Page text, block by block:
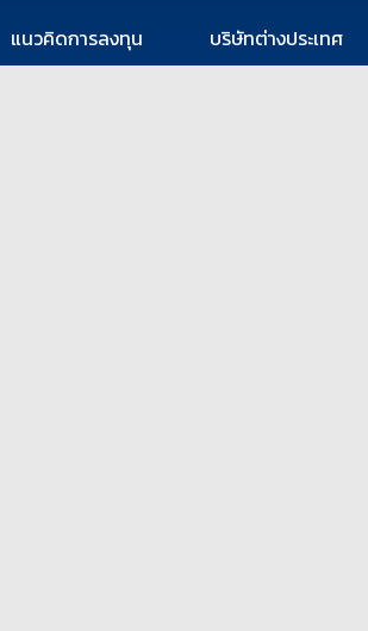
แนวคิดการลงทุน บริษัทต่างประเทศ